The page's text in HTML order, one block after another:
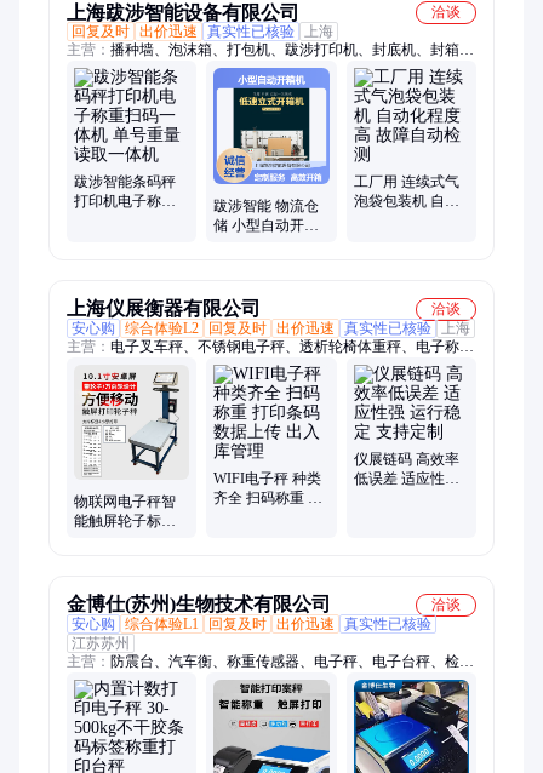
上海跋涉智能设备有限公司
洽谈
回复及时 出价迅速 真实性已核验
上海
主营： 播种墙、泡沫箱、打包机、跋涉打印机、封底机、封箱
机、对接系统、高速开箱、高速胶带、电商开箱、立式开箱机、
自动开箱机、中速开箱机、流水线设备、纸箱成型机、低速开箱
机、全自动包装机、自动封箱设备、封箱打包设备、生鲜打包设
备、电商产品包装线、纸箱胶带封口机
跋涉智能条码秤
打印机电子称重
跋涉智能 物流仓
储 小型自动开箱
工厂用 连续式气
泡袋包装机 自动
上海仪展衡器有限公司
洽谈
安心购
综合体验L2 回复及时 出价迅速 真实性已核验
上海
主营： 电子叉车秤、不锈钢电子秤、透析轮椅体重秤、电子称、
物联网电子秤智
能触屏轮子标签
WIFI电子秤 种类
齐全 扫码称重 打
仪展链码 高效率
低误差 适应性强
金博仕(苏州)生物技术有限公司
洽谈
安心购
综合体验L1 回复及时 出价迅速
真实性已核验
江苏苏州
主营： 防震台、汽车衡、称重传感器、电子秤、电子台秤、检重
秤、在线检重秤、轴重秤、重量分选秤、动态轴重仪、汽车称重
仪、自动称重机、称重扫码设备、大理石实验桌、流动治超地
磅、称重控制系统、汽车称重系统、流水线称重设备、自动称
重、在线称重设备、电子天平、DWS物流分拣称重机